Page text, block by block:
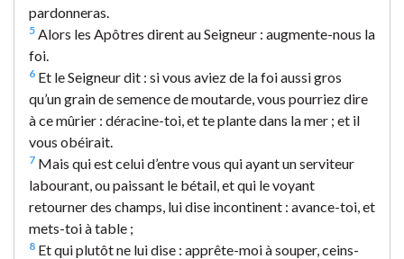
pardonneras.
5 Alors les Apôtres dirent au Seigneur : augmente-nous la
foi.
6 Et le Seigneur dit : si vous aviez de la foi aussi gros
qu’un grain de semence de moutarde, vous pourriez dire
à ce mûrier : déracine-toi, et te plante dans la mer ; et il
vous obéirait.
7 Mais qui est celui d’entre vous qui ayant un serviteur
labourant, ou paissant le bétail, et qui le voyant
retourner des champs, lui dise incontinent : avance-toi, et
mets-toi à table ;
8 Et qui plutôt ne lui dise : apprête-moi à souper, ceins-